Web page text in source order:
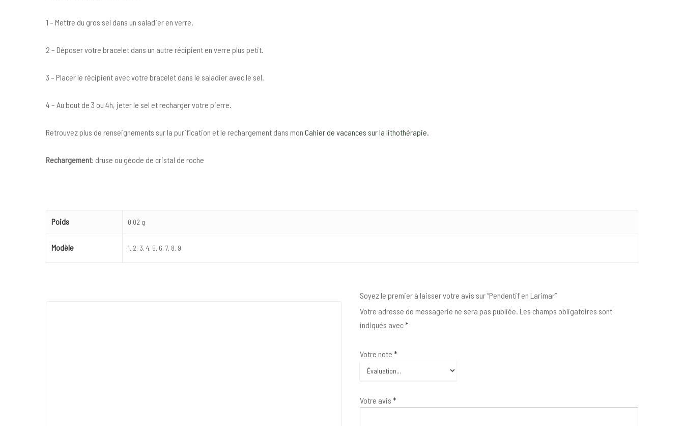
1 – Mettre du gros sel dans un saladier en verre.
2 – Déposer votre bracelet dans un autre récipient en verre plus petit.
3 – Placer le récipient avec votre bracelet dans le saladier avec le sel.
4 – Au bout de 3 ou 4h, jeter le sel et recharger votre pierre.
Retrouvez plus de renseignements sur la purification et le rechargement dans mon Cahier de vacances sur la lithothérapie.
Rechargement: druse ou géode de cristal de roche
Poids 0,02 g
Modèle 1, 2, 3, 4, 5, 6, 7, 8, 9
Soyez le premier à laisser votre avis sur “Pendentif en Larimar”
Votre adresse de messagerie ne sera pas publiée. Les champs obligatoires sont
indiqués avec*
Votre note *
Votre avis *